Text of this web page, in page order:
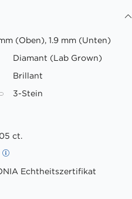
(Oben), 1.9 mm (Unten)
Diamant (Lab Grown)
Brillant
3-Stein
ct.
Echtheitszertifikat